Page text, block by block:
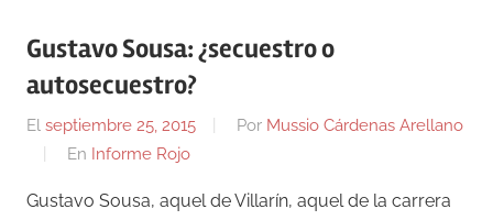
Gustavo Sousa: ¿secuestro o
autosecuestro?
El septiembre 25, 2015 Por Mussio Cárdenas Arellano
En Informe Rojo
Gustavo Sousa, aquel de Villarín, aquel de la carrera